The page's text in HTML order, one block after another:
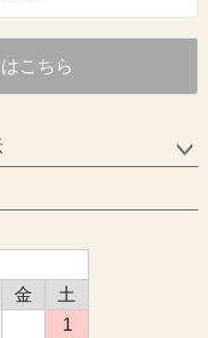
こちら
金
土
1